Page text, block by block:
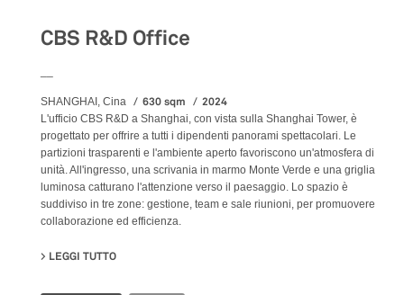
CBS R&D Office
SHANGHAI, Cina 630 sqm 2024
L'ufficio CBS R&D a Shanghai, con vista sulla Shanghai Tower, è
progettato per offrire a tutti i dipendenti panorami spettacolari. Le
partizioni trasparenti e l'ambiente aperto favoriscono un'atmosfera di
unità. All'ingresso, una scrivania in marmo Monte Verde e una griglia
luminosa catturano l'attenzione verso il paesaggio. Lo spazio è
suddiviso in tre zone: gestione, team e sale riunioni, per promuovere
collaborazione ed efficienza.
LEGGI TUTTO